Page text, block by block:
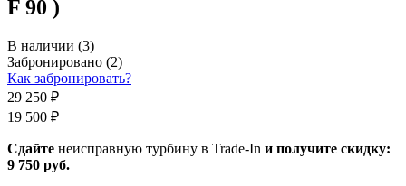
F 90 )
В наличии (3)
Забронировано (2)
Как забронировать?
29 250 ₽
19 500 ₽
Сдайте неисправную турбину в Trade-In и получите скидку:
9 750 руб.